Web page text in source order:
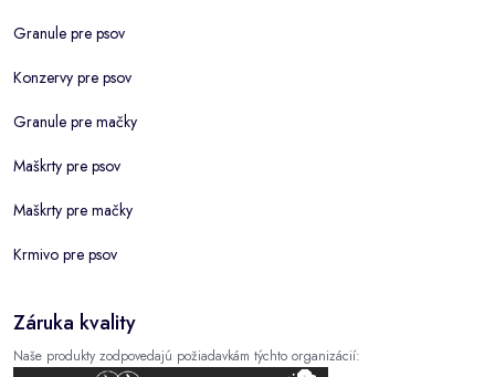
Granule pre psov
Konzervy pre psov
Granule pre mačky
Maškrty pre psov
Maškrty pre mačky
Krmivo pre psov
Záruka kvality
Naše produkty zodpovedajú požiadavkám týchto organizácií: